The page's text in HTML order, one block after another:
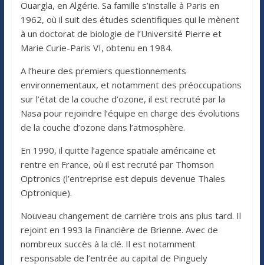
Ouargla, en Algérie. Sa famille s’installe à Paris en
1962, où il suit des études scientifiques qui le mènent
à un doctorat de biologie de l’Université Pierre et
Marie Curie-Paris VI, obtenu en 1984.
A l’heure des premiers questionnements
environnementaux, et notamment des préoccupations
sur l’état de la couche d’ozone, il est recruté par la
Nasa pour rejoindre l’équipe en charge des évolutions
de la couche d’ozone dans l’atmosphère.
En 1990, il quitte l’agence spatiale américaine et
rentre en France, où il est recruté par Thomson
Optronics (l’entreprise est depuis devenue Thales
Optronique).
Nouveau changement de carrière trois ans plus tard. Il
rejoint en 1993 la Financière de Brienne. Avec de
nombreux succès à la clé. Il est notamment
responsable de l’entrée au capital de Pinguely